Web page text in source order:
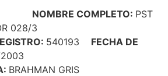
NOMBRE COMPLETO: PST
028/3
540193 FECHA DE
BRAHMAN GRIS